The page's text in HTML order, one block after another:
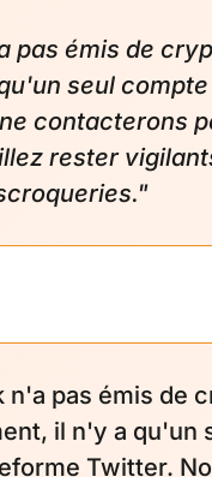
pas émis de
seul
contacterons
rester
n'a pas émis de
il n'y a qu'un
Twitter.